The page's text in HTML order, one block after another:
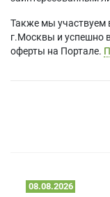
Также мы участвуем
г.Москвы и успешно
оферты на Портале.
08.08.2026